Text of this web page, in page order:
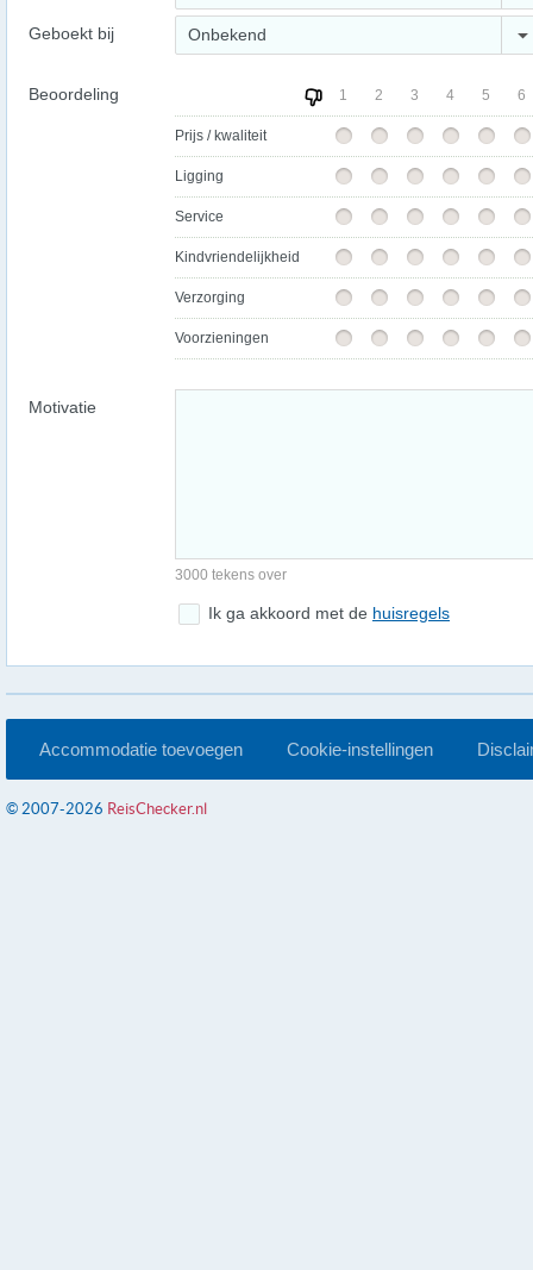
Geboekt bij Onbekend
Beoordeling 1 2 3 4 5 6
Prijs / kwaliteit
Ligging
Service
Kindvriendelijkheid
Verzorging
Voorzieningen
Motivatie
3000 tekens over
Ik ga akkoord met de huisregels
Accommodatie toevoegen Cookie-instellingen
© 2007-2026 ReisChecker.nl